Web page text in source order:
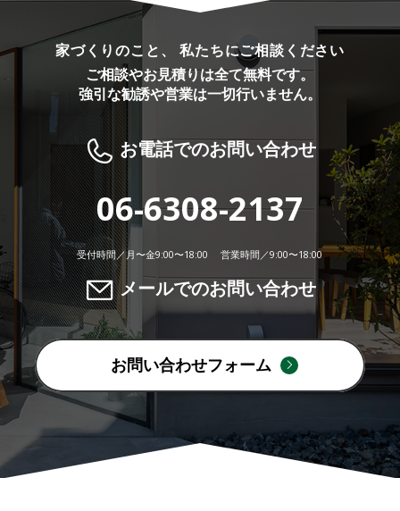
家づくりのこと、 私たちにご相談ください
ご相談やお見積りは全て無料です。
強引な勧誘や営業は一切行いません。
お電話でのお問い合わせ
06-6308-2137
受付時間／月〜金9:00〜18:00 営業時間／9:00〜18:00
メールでのお問い合わせ
お問い合わせフォーム